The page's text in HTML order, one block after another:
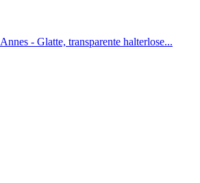
Annes - Glatte, transparente halterlose...